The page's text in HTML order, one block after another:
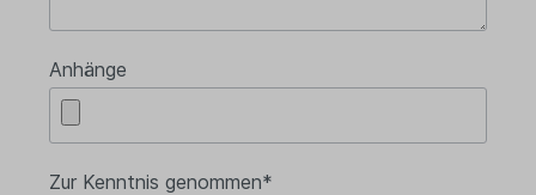
Anhänge
Zur Kenntnis genommen*